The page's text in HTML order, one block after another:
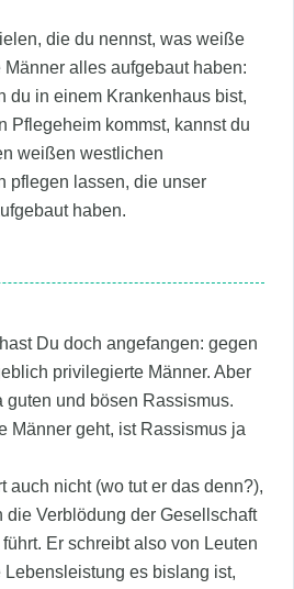
die du nennst, was weiße
alles aufgebaut haben:
du in einem Krankenhaus bist,
Pflegeheim kommst, kannst du
weißen westlichen
pflegen lassen, die unser
haben.
Du doch angefangen: gegen
privilegierte Männer. Aber
guten und bösen Rassismus.
Männer geht, ist Rassismus ja
auch nicht (wo tut er das denn?),
die Verblödung der Gesellschaft
Er schreibt also von Leuten
es bislang ist,